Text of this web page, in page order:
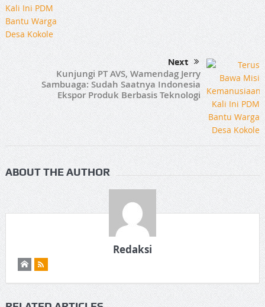
Next
Kunjungi PT AVS, Wamendag Jerry
Sambuaga: Sudah Saatnya Indonesia
Ekspor Produk Berbasis Teknologi
ABOUT THE AUTHOR
Redaksi